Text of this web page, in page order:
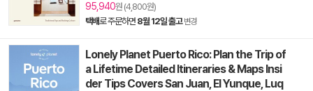
95,940원 (4,800원)
택배로 주문하면 8월 12일 출고 변경
Lonely Planet Puerto Rico: Plan the Trip of
a Lifetime Detailed Itineraries & Maps Insi
der Tips Covers San Juan, El Yunque, Luq